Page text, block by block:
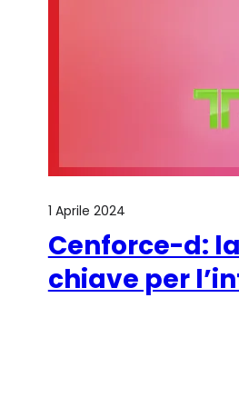
1 Aprile 2024
Cenforce-d:
chiave per